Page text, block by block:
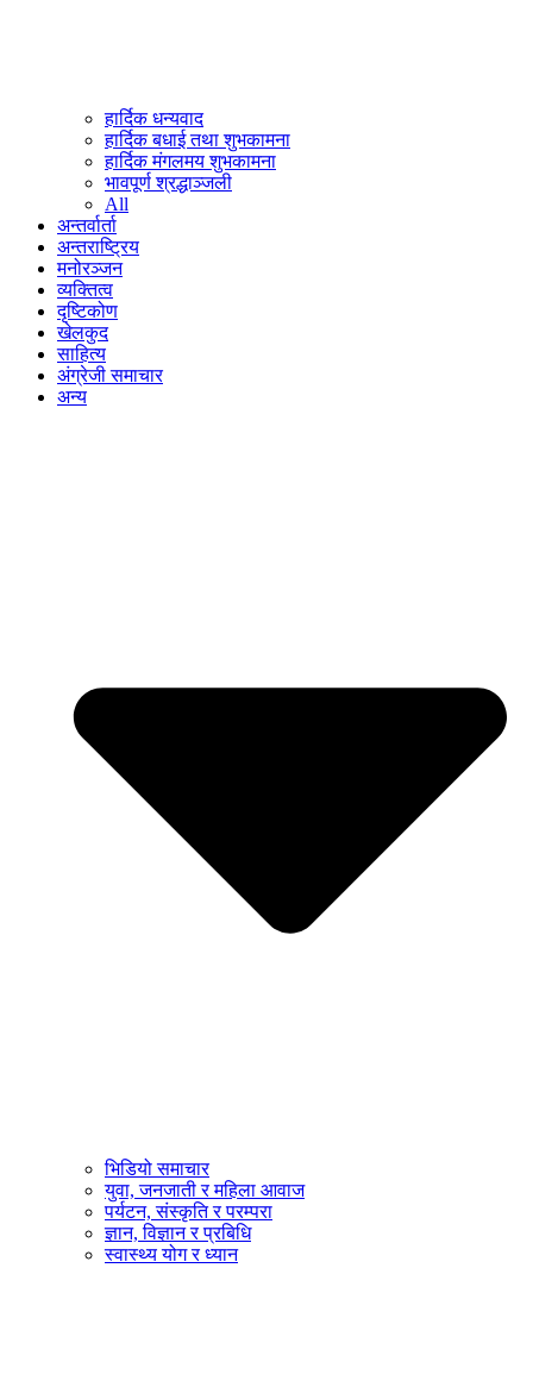
हार्दिक धन्यवाद
हार्दिक बधाई तथा शुभकामना
हार्दिक मंगलमय शुभकामना
भावपूर्ण श्रद्धाञ्जली
All
अन्तर्वार्ता
अन्तराष्ट्रिय
मनोरञ्जन
व्यक्तित्व
दृष्टिकोण
खेलकुद
साहित्य
अंग्रेजी समाचार
अन्य
भिडियो समाचार
युवा, जनजाती र महिला आवाज
पर्यटन, संस्कृति र परम्परा
ज्ञान, विज्ञान र प्रबिधि
स्वास्थ्य योग र ध्यान